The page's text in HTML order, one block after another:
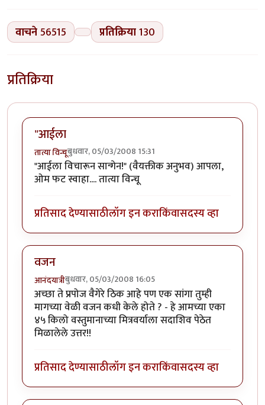
वाचने56515 प्रतिक्रिया130
प्रतिक्रिया
"आईला
तात्या विन्चूबुधवार, 05/03/2008 15:31
"आईला विचारून सान्गेन!" (वैयक्तीक अनुभव) आपला,
ओम फट स्वाहा.... तात्या विन्चू
प्रतिसाद देण्यासाठीलॉग इन कराकिंवासदस्य व्हा
वजन
आनंदयात्रीबुधवार, 05/03/2008 16:05
अच्छा ते प्रपोज वैगेरे ठिक आहे पण एक सांगा तुम्ही
मागच्या वेळी वजन कधी केले होते ? - हे आमच्या एका
४५ किलो वस्तुमानाच्या मित्रवर्याला सदाशिव पेठेत
मिळालेले उत्तर!!
प्रतिसाद देण्यासाठीलॉग इन कराकिंवासदस्य व्हा